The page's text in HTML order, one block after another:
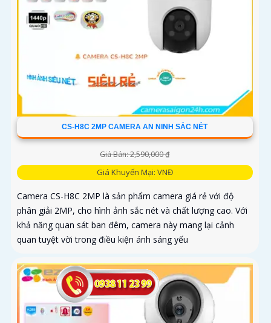
CS-H8C 2MP CAMERA AN NINH SẮC NÉT
Giá Bán: 2,590,000 ₫
Giá Khuyến Mại: VNĐ
Camera CS-H8C 2MP là sản phẩm camera giá rẻ với độ
phân giải 2MP, cho hình ảnh sắc nét và chất lượng cao. Với
khả năng quan sát ban đêm, camera này mang lại cảnh
quan tuyệt vời trong điều kiện ánh sáng yếu